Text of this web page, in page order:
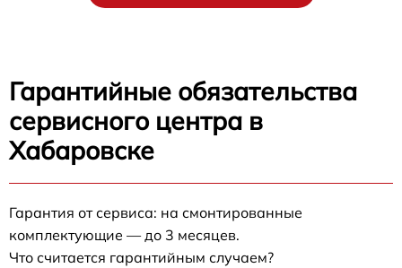
Гарантийные обязательства
сервисного центра в
Хабаровске
Гарантия от сервиса: на смонтированные
комплектующие — до 3 месяцев.
Что считается гарантийным случаем?